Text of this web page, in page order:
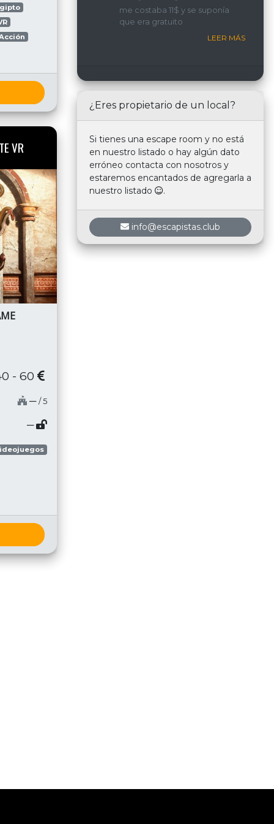
VR
- 60
─ / 5
─
interacción constante con
nosotros.
me costaba 11$ y se suponía
que era gratuito
LEER MÁS
¿Eres propietario de un local?
Si tienes una escape room y no está
en nuestro listado o hay algún dato
erróneo contacta con nosotros y
estaremos encantados de agregarla a
nuestro listado
.
info@escapistas.club